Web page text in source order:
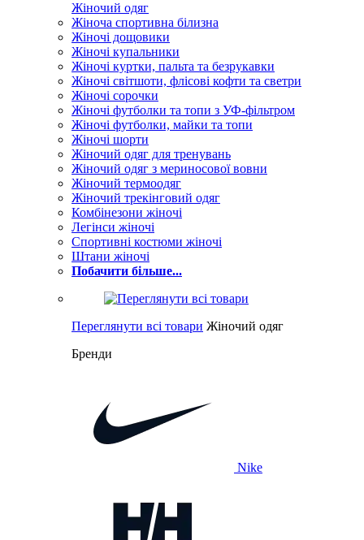
Жіночий одяг
Жіноча спортивна білизна
Жіночі дощовики
Жіночі купальники
Жіночі куртки, пальта та безрукавки
Жіночі світшоти, флісові кофти та светри
Жіночі сорочки
Жіночі футболки та топи з УФ-фільтром
Жіночі футболки, майки та топи
Жіночі шорти
Жіночий одяг для тренувань
Жіночий одяг з мериносової вовни
Жіночий термоодяг
Жіночий трекінговий одяг
Комбінезони жіночі
Легінси жіночі
Спортивні костюми жіночі
Штани жіночі
Побачити більше...
Переглянути всі товари Жіночий одяг
Бренди
Nike